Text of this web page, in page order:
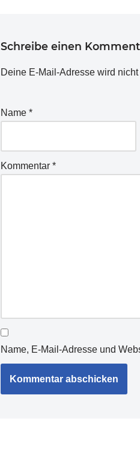
Schreibe einen
Deine E-Mail-Adresse wird
Name *
Kommentar *
Name, E-Mail-Adresse und